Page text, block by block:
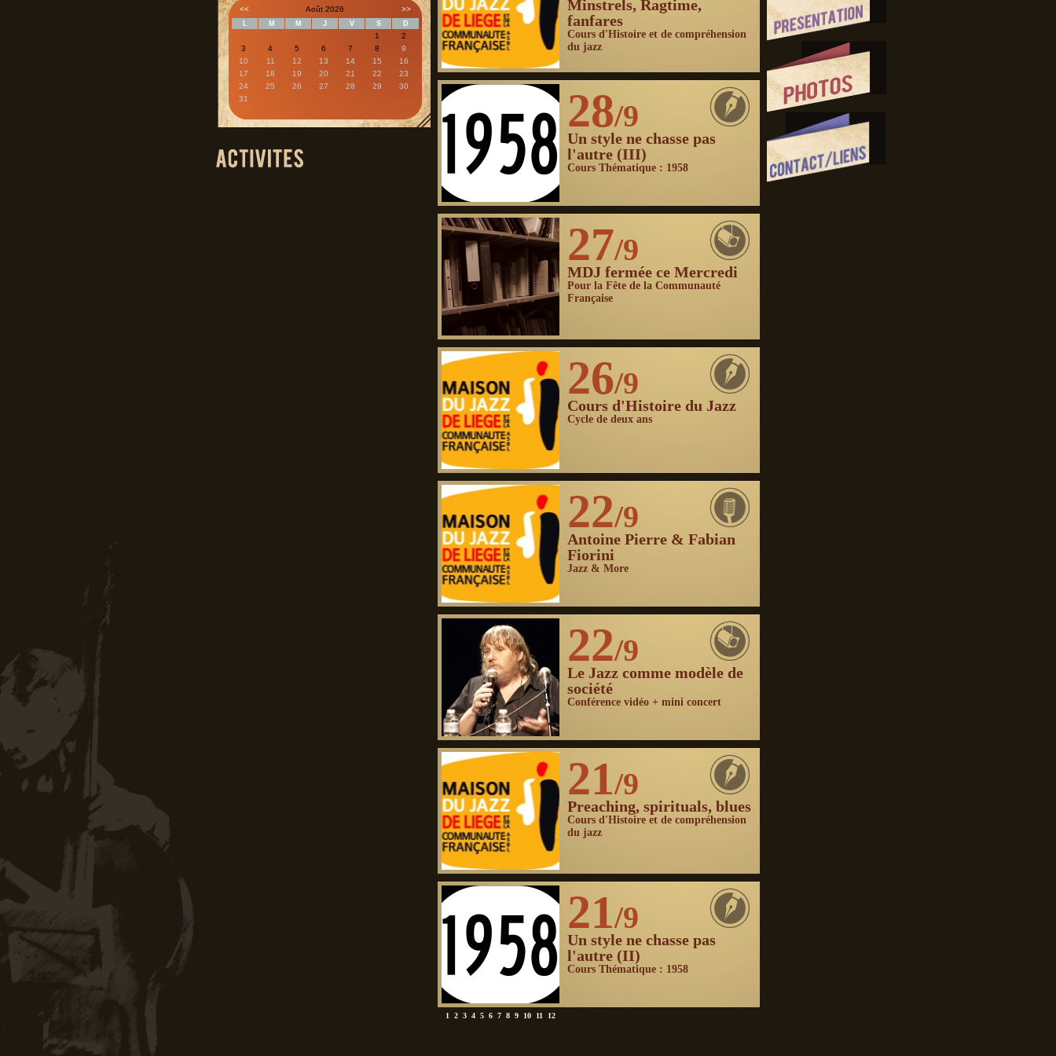
<< Août 2026 >>
L M M J V S D
1
2
3
4 5 6 7 8
9
10
11 12 13 14 15
16
17
18 19 20 21 22
23
24
25 26 27 28 29
30
31
Minstrels, Ragtime,
fanfares
Cours d'Histoire et de compréhension
du jazz
28/9
Un style ne chasse pas
l'autre (III)
Cours Thématique : 1958
27/9
MDJ fermée ce Mercredi
Pour la Fête de la Communauté
Française
26/9
Cours d'Histoire du Jazz
Cycle de deux ans
22/9
Antoine Pierre & Fabian
Fiorini
Jazz & More
22/9
Le Jazz comme modèle de
société
Conférence vidéo + mini concert
21/9
Preaching, spirituals, blues
Cours d'Histoire et de compréhension
du jazz
21/9
Un style ne chasse pas
l'autre (II)
Cours Thématique : 1958
1 2 3 4 5 6 7 8 9 10 11 12